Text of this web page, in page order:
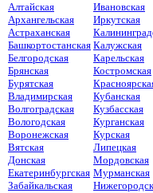
Алтайская
Архангельская
Астраханская
Башкортостанская
Белгородская
Брянская
Бурятская
Владимирская
Волгоградская
Вологодская
Воронежская
Вятская
Донская
Екатеринбургская
Забайкальская
Ивановская
Иркутская
Калужская
Карельская
Костромская
Кубанская
Кузбасская
Курганская
Курская
Липецкая
Мордовская
Мурманская